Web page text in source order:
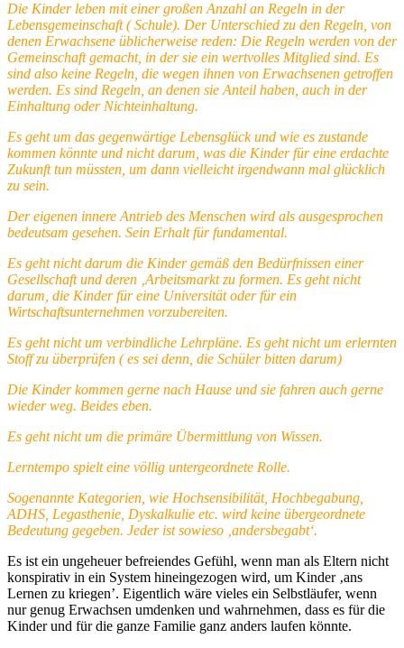
Die Kinder leben mit einer großen Anzahl an Regeln in der
Lebensgemeinschaft ( Schule). Der Unterschied zu den Regeln, von
denen Erwachsene üblicherweise reden: Die Regeln werden von der
Gemeinschaft gemacht, in der sie ein wertvolles Mitglied sind. Es
sind also keine Regeln, die wegen ihnen von Erwachsenen getroffen
werden. Es sind Regeln, an denen sie Anteil haben, auch in der
Einhaltung oder Nichteinhaltung.
Es geht um das gegenwärtige Lebensglück und wie es zustande
kommen könnte und nicht darum, was die Kinder für eine erdachte
Zukunft tun müssten, um dann vielleicht irgendwann mal glücklich
zu sein.
Der eigenen innere Antrieb des Menschen wird als ausgesprochen
bedeutsam gesehen. Sein Erhalt für fundamental.
Es geht nicht darum die Kinder gemäß den Bedürfnissen einer
Gesellschaft und deren ‚Arbeitsmarkt zu formen. Es geht nicht
darum, die Kinder für eine Universität oder für ein
Wirtschaftsunternehmen vorzubereiten.
Es geht nicht um verbindliche Lehrpläne. Es geht nicht um erlernten
Stoff zu überprüfen ( es sei denn, die Schüler bitten darum)
Die Kinder kommen gerne nach Hause und sie fahren auch gerne
wieder weg. Beides eben.
Es geht nicht um die primäre Übermittlung von Wissen.
Lerntempo spielt eine völlig untergeordnete Rolle.
Sogenannte Kategorien, wie Hochsensibilität, Hochbegabung,
ADHS, Legasthenie, Dyskalkulie etc. wird keine übergeordnete
Bedeutung gegeben. Jeder ist sowieso ‚andersbegabt‘.
Es ist ein ungeheuer befreiendes Gefühl, wenn man als Eltern nicht
konspirativ in ein System hineingezogen wird, um Kinder ‚ans
Lernen zu kriegen’. Eigentlich wäre vieles ein Selbstläufer, wenn
nur genug Erwachsen umdenken und wahrnehmen, dass es für die
Kinder und für die ganze Familie ganz anders laufen könnte.